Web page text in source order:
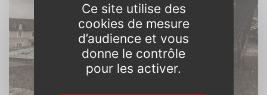
Ce site utilise des
cookies de mesure
d’audience et vous
donne le contrôle
pour les activer.